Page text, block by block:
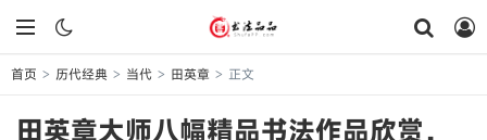
首页 > 历代经典 > 当代 > 田英章 > 正文
田英章大师八幅精品书法作品欣赏，